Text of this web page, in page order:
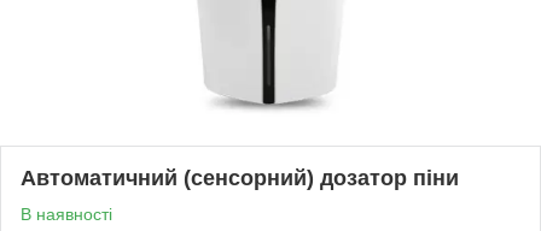
Автоматичний (сенсорний) дозатор піни
В наявності